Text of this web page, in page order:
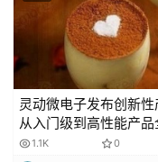
灵动微电子发布创新性
从入门级到高性能产品
盖1.1K 0